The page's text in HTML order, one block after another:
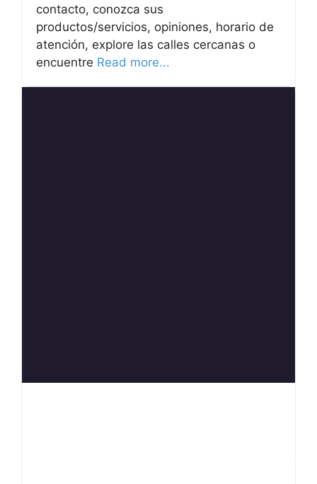
contacto, conozca sus
productos/servicios, opiniones, horario de
atención, explore las calles cercanas o
encuentre Read more...